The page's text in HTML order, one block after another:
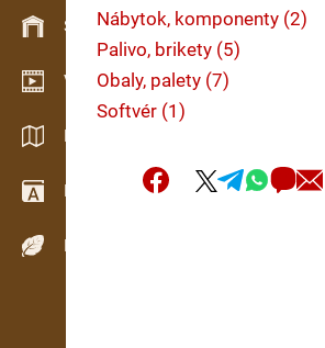
Skladové hospodárstvo
Video showroom
Katalógy / Brožúry
Drevársky slovník
Dreviny
Nábytok, komponenty (2)
Palivo, brikety (5)
Obaly, palety (7)
Softvér (1)